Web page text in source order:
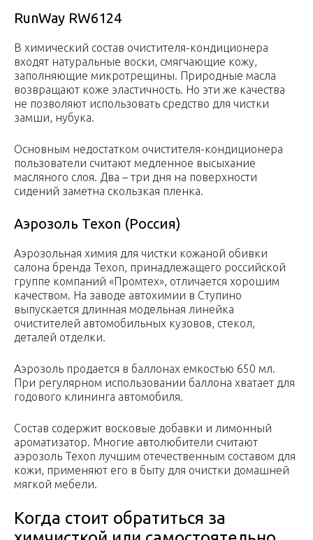
RunWay RW6124
В химический состав очистителя-кондиционера
входят натуральные воски, смягчающие кожу,
заполняющие микротрещины. Природные масла
возвращают коже эластичность. Но эти же качества
не позволяют использовать средство для чистки
замши, нубука.
Основным недостатком очистителя-кондиционера
пользователи считают медленное высыхание
масляного слоя. Два – три дня на поверхности
сидений заметна скользкая пленка.
Аэрозоль Texon (Россия)
Аэрозольная химия для чистки кожаной обивки
салона бренда Texon, принадлежащего российской
группе компаний «Промтех», отличается хорошим
качеством. На заводе автохимии в Ступино
выпускается длинная модельная линейка
очистителей автомобильных кузовов, стекол,
деталей отделки.
Аэрозоль продается в баллонах емкостью 650 мл.
При регулярном использовании баллона хватает для
годового клининга автомобиля.
Состав содержит восковые добавки и лимонный
ароматизатор. Многие автолюбители считают
аэрозоль Texon лучшим отечественным составом для
кожи, применяют его в быту для очистки домашней
мягкой мебели.
​Когда стоит обратиться за